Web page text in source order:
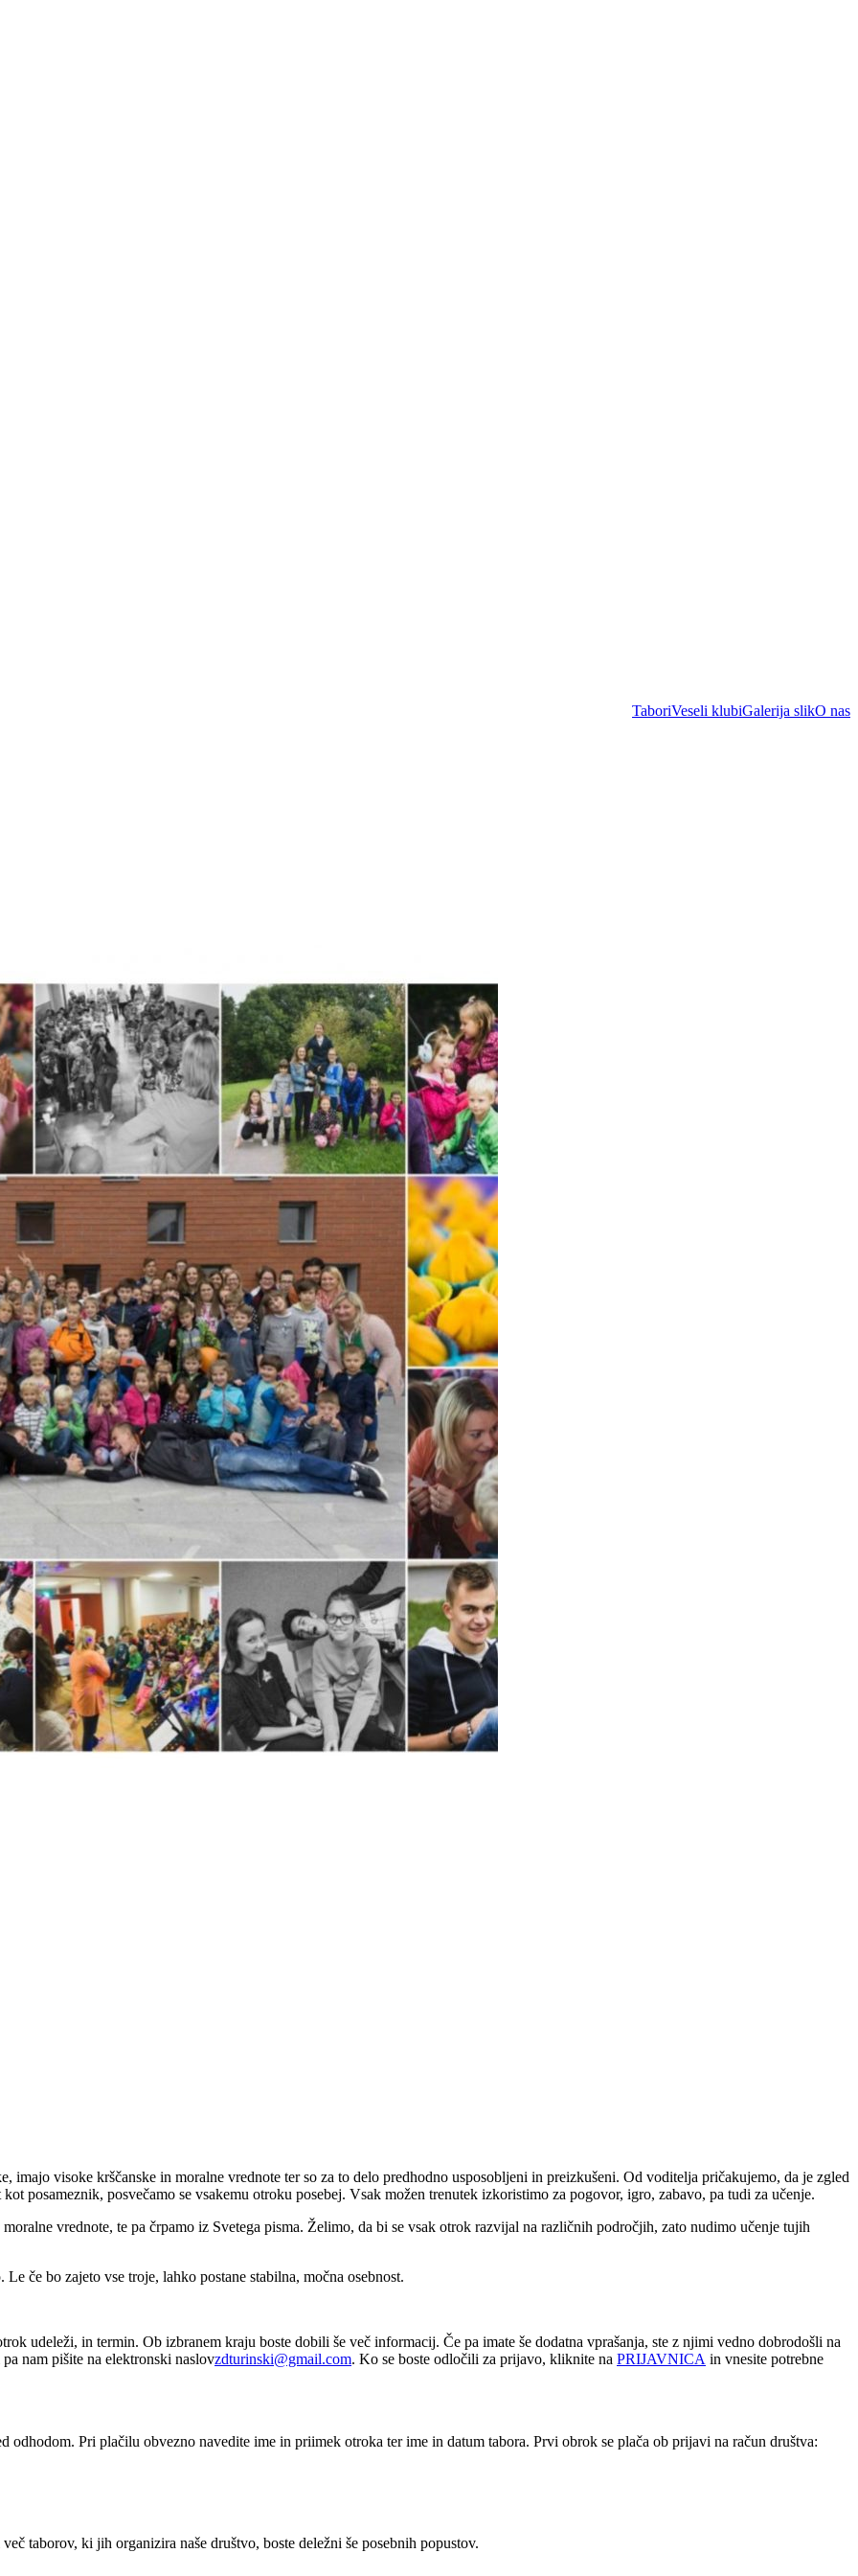
TaboriVeseli klubiGalerija slikO nas
visoke krščanske in moralne vrednote ter so za to delo predhodno usposobljeni in preizkušeni. Od voditelja pričakujemo, da je zgled
posameznik, posvečamo se vsakemu otroku posebej. Vsak možen trenutek izkoristimo za pogovor, igro, zabavo, pa tudi za učenje.
vrednote, te pa črpamo iz Svetega pisma. Želimo, da bi se vsak otrok razvijal na različnih področjih, zato nudimo učenje tujih
če bo zajeto vse troje, lahko postane stabilna, močna osebnost.
udeleži, in termin. Ob izbranem kraju boste dobili še več informacij. Če pa imate še dodatna vprašanja, ste z njimi vedno dobrodošli na
nam pišite na elektronski naslovzdturinski@gmail.com. Ko se boste odločili za prijavo, kliknite na PRIJAVNICA in vnesite potrebne
Pri plačilu obvezno navedite ime in priimek otroka ter ime in datum tabora. Prvi obrok se plača ob prijavi na račun društva:
taborov, ki jih organizira naše društvo, boste deležni še posebnih popustov.